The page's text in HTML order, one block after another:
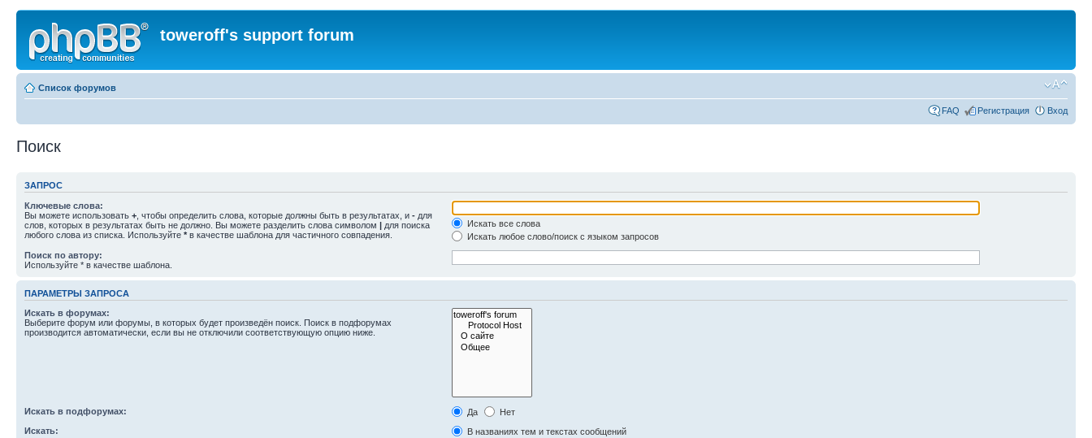
toweroff's support forum
Список форумов
FAQ Регистрация Вход
Поиск
ЗАПРОС
Ключевые слова:
Вы можете использовать + , чтобы определить слова, которые должны быть в результатах, и - для
слов, которых в результатах быть не должно. Вы можете разделить слова символом | для поиска
любого слова из списка. Используйте * в качестве шаблона для частичного совпадения.
Искать все слова
Искать любое слово/поиск с языком запросов
Поиск по автору:
Используйте * в качестве шаблона.
ПАРАМЕТРЫ ЗАПРОСА
Искать в форумах:
Выберите форум или форумы, в которых будет произведён поиск. Поиск в подфорумах
производится автоматически, если вы не отключили соответствующую опцию ниже.
Искать в подфорумах: Да
Нет
Искать:
В названиях тем и текстах сообщений